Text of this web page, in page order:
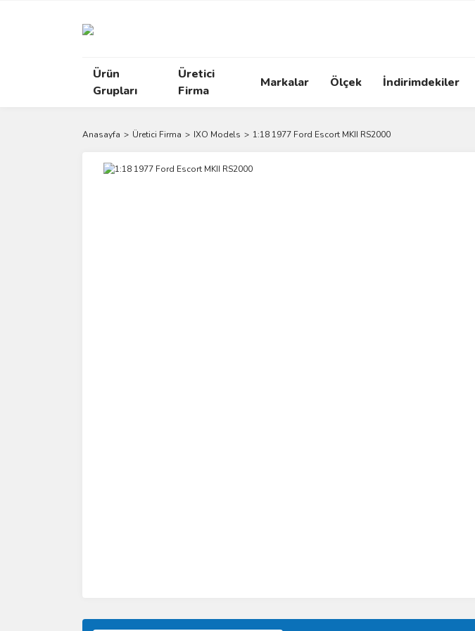
Ürün
Grupları
Üretici
Firma
Markalar Ölçek İndirimdekiler
Anasayfa Üretici Firma IXO Models 1:18 1977 Ford Escort MKII RS2000